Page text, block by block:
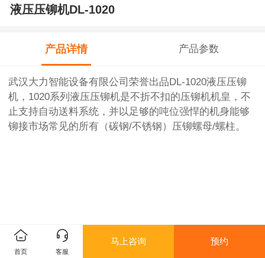
液压压铆机DL-1020
产品详情 产品参数
武汉大力智能设备有限公司荣誉出品DL-1020液压压铆
机，1020系列液压压铆机是不折不扣的压铆机机皇，不
止支持自动送料系统，并以足够的吨位强悍的机身能够
铆接市场常见的所有（碳钢/不锈钢）压铆螺母/螺柱。
首页 客服
马上咨询 预约